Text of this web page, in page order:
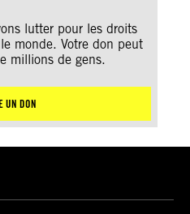
lutter pour les droits
monde. Votre don peut
millions de gens.
UN DON